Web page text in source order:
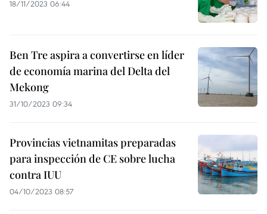
18/11/2023 06:44
Ben Tre aspira a convertirse en líder
de economía marina del Delta del
Mekong
31/10/2023 09:34
Provincias vietnamitas preparadas
para inspección de CE sobre lucha
contra IUU
04/10/2023 08:57